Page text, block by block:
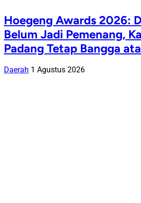
Hoegeng Awards 2026:
Belum Jadi Pemenang,
Padang Tetap Bangga
Daerah 1 Agustus 2026